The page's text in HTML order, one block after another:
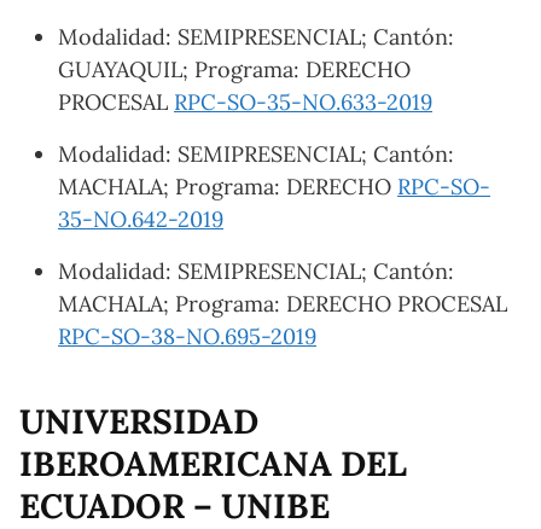
Modalidad: SEMIPRESENCIAL; Cantón:
GUAYAQUIL; Programa: DERECHO
PROCESAL RPC-SO-35-NO.633-2019
Modalidad: SEMIPRESENCIAL; Cantón:
MACHALA; Programa: DERECHO RPC-SO-
35-NO.642-2019
Modalidad: SEMIPRESENCIAL; Cantón:
MACHALA; Programa: DERECHO PROCESAL
RPC-SO-38-NO.695-2019
UNIVERSIDAD
IBEROAMERICANA DEL
ECUADOR – UNIBE